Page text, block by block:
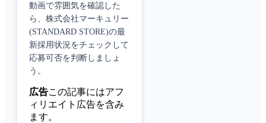
動画で雰囲気を確認した
ら、 株式会社マーキュリー
(STANDARD STORE)の最
新採用状況をチェックして
応募可否を判断しましょ
う。
広告この記事にはアフ
ィリエイト広告を含み
ます。